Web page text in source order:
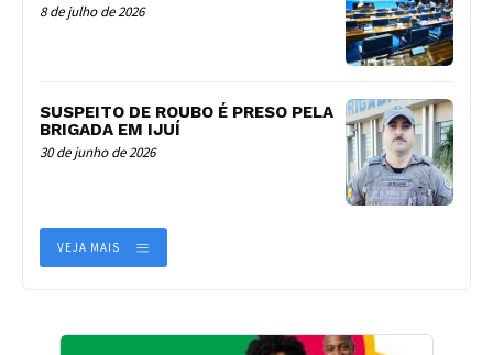
8 de julho de 2026
SUSPEITO DE ROUBO É PRESO PELA
BRIGADA EM IJUÍ
30 de junho de 2026
VEJA MAIS